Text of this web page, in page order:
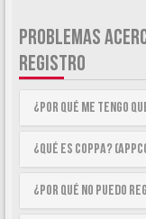
PROBLEMAS
REGISTRO
¿Por qué me tengo
¿Qué es COPPA?
¿Por qué no puedo